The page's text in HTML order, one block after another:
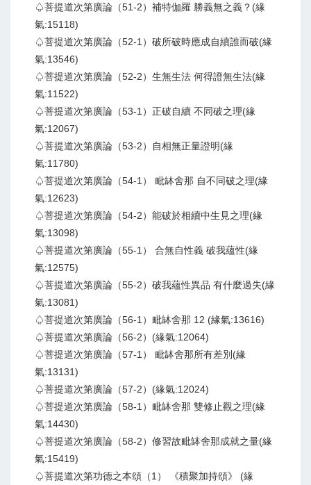
♤菩提道次第廣論（51-2）補特伽羅 勝義無之義？(緣
氣:15118)
♤菩提道次第廣論（52-1）破所破時應成自續誰而破(緣
氣:13546)
♤菩提道次第廣論（52-2）生無生法 何得證無生法(緣
氣:11522)
♤菩提道次第廣論（53-1）正破自續 不同破之理(緣
氣:12067)
♤菩提道次第廣論（53-2）自相無正量證明(緣
氣:11780)
♤菩提道次第廣論（54-1） 毗缽舍那 自不同破之理(緣
氣:12623)
♤菩提道次第廣論（54-2）能破於相續中生見之理(緣
氣:13098)
♤菩提道次第廣論（55-1） 合無自性義 破我蘊性(緣
氣:12575)
♤菩提道次第廣論（55-2）破我蘊性異品 有什麼過失(緣
氣:13081)
♤菩提道次第廣論（56-1）毗缽舍那 12 (緣氣:13616)
♤菩提道次第廣論（56-2）(緣氣:12064)
♤菩提道次第廣論（57-1） 毗缽舍那所有差別(緣
氣:13131)
♤菩提道次第廣論（57-2）(緣氣:12024)
♤菩提道次第廣論（58-1）毗缽舍那 雙修止觀之理(緣
氣:14430)
♤菩提道次第廣論（58-2）修習故毗缽舍那成就之量(緣
氣:15419)
♤菩提道次第功德之本頌（1） 《積聚加持頌》 (緣